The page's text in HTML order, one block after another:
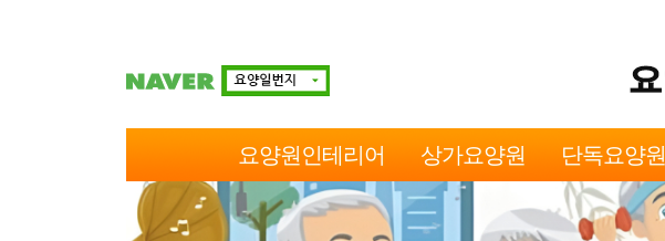
요양원인테리어 상가요양원 단독요양원